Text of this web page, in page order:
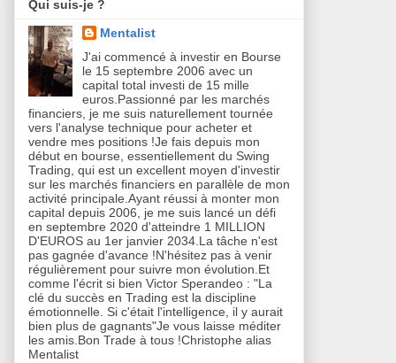
Qui suis-je ?
Mentalist
J'ai commencé à investir en Bourse
le 15 septembre 2006 avec un
capital total investi de 15 mille
euros.Passionné par les marchés
financiers, je me suis naturellement tournée
vers l'analyse technique pour acheter et
vendre mes positions !Je fais depuis mon
début en bourse, essentiellement du Swing
Trading, qui est un excellent moyen d'investir
sur les marchés financiers en parallèle de mon
activité principale.Ayant réussi à monter mon
capital depuis 2006, je me suis lancé un défi
en septembre 2020 d'atteindre 1 MILLION
D'EUROS au 1er janvier 2034.La tâche n'est
pas gagnée d'avance !N'hésitez pas à venir
régulièrement pour suivre mon évolution.Et
comme l'écrit si bien Victor Sperandeo : "La
clé du succès en Trading est la discipline
émotionnelle. Si c'était l'intelligence, il y aurait
bien plus de gagnants"Je vous laisse méditer
les amis.Bon Trade à tous !Christophe alias
Mentalist